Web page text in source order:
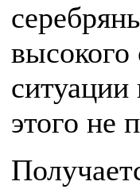
высокого
этого не